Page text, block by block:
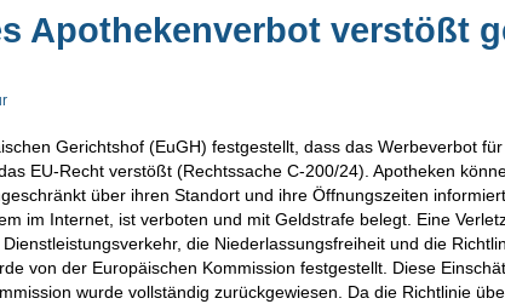
Apothekenverbot verstößt
Gerichtshof (EuGH) festgestellt, dass das Werbeverbot
EU-Recht verstößt (Rechtssache C-200/24). Apotheken
über ihren Standort und ihre Öffnungszeiten
im Internet, ist verboten und mit Geldstrafe belegt. Eine
die Niederlassungsfreiheit und die
von der Europäischen Kommission festgestellt. Diese
wurde vollständig zurückgewiesen. Da die Richtlinie